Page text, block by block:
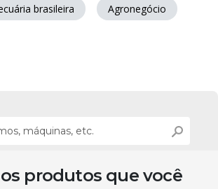
brasileira Agronegócio
produtos que você